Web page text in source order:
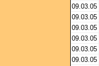
09.03.05
09.03.05
09.03.05
09.03.05
09.03.05
09.03.05